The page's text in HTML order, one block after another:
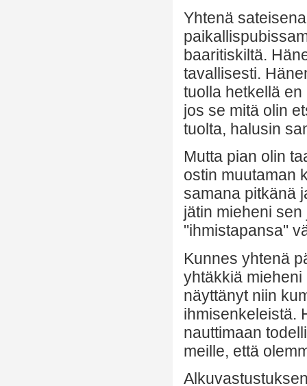
Yhtenä
baaritiskiltä.
tavallisesti.
tuolla hetkellä
jos se mitä olin
tuolta, halusin
Mutta pian olin
ostin muutaman
samana pitkänä
jätin mieheni
"ihmistapansa"
Kunnes yhtenä
yhtäkkiä
näyttänyt niin
ihmisenkeleistä.
nauttimaan
meille, että